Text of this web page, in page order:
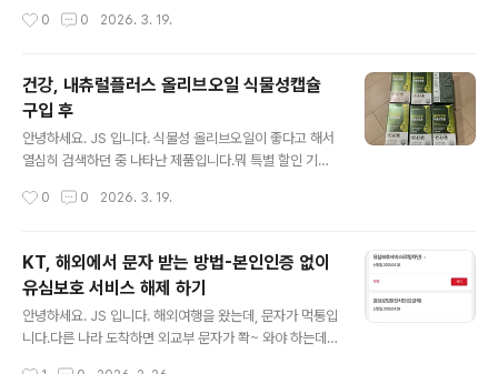
품으로 잘못 알고 계신 분들이 많아요.레몬은 사실 알칼리
전하고 있어 눈에 띄었습니다.스페르미딘 역시 100% 식
이란?폴리아민의 일종으로 쌀 배아, 밀, 콩류 등 발효 식품
에 들어있는 유기화합물다양한 조직과 세포에 존재하며,
세포의 성장, 분열, 자기 포식과 같은 중요한 생리적 과정에
관여합니다. 나의 미래를 위해서는 챙겨 먹어야 하는 영양
어야 하나?건강하고 활동적인 삶을 원하는 분세포 건강에
0 0 2026. 3. 19.
건강, 내츄럴플러스 올리브오일 식물성캡슐
구입 후
안녕하세요. JS 입니다. 식물성 올리브오일이 좋다고 해서
열심히 검색하던 중 나타난 제품입니다.뭐 특별 할인 기간
산패를 최소화해준다는 점영양성분 손실이 없어야 하니까
인가?엑스트라 버진 등급 인가?저온 압착 추출 방식인가?
그리고 순수한 식물성 오일 100% 인가?뭐 HACCP 인증
시설, 부담 없는 섭취도 찾아봤어요. 그래서 선택한 제품스
페인 유기농 올리브 100%내추럴플러스 올리브오일 식물
성 캡슐! 가격 : 6개 34,900원 : 28,990원 하루 먹어본
0 0 2026. 3. 19.
KT, 해외에서 문자 받는 방법-본인인증 없이
유심보호 서비스 해제 하기
안녕하세요. JS 입니다. 해외여행을 왔는데, 문자가 먹통입
니다.다른 나라 도착하면 외교부 문자가 쫙~ 와야 하는데...